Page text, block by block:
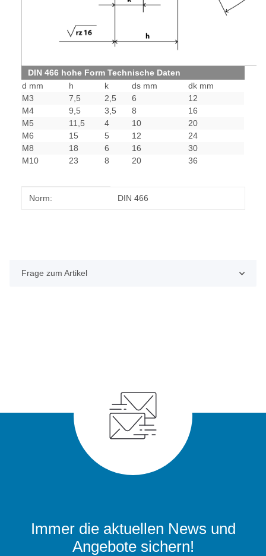
DIN 466 hohe Form Technische Daten
d mm
h k ds mm
dk mm
M3
7,5 2,5 6
12
M4
9,5 3,5 8
16
M5
11,5 4 10
20
M6
15 5 12
24
M8
18 6 16
30
M10
23 8 20 36
Produkteigenschaft
Wert
Norm: DIN 466
Frage zum Artikel
Immer die aktuellen News und
Angebote sichern!